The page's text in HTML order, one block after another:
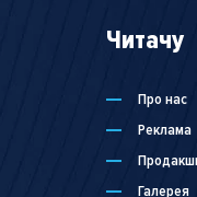
Читачу
Про нас
Реклама
Галерея